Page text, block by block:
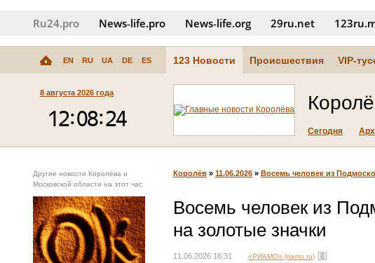
Ru24.pro News‑life.pro News‑life.org 29ru.net
EN RU UA DE ES 123 Новости Происшествия VIP-
8 августа 2026 года
Сегодня
Другие новости Королёва и
Московской области на этот час
Королёв » 11.06.2026 » Восемь человек из
Восемь человек из
на золотые значки
11.06.2026 16:31 «РИАМО» (riamo.ru)